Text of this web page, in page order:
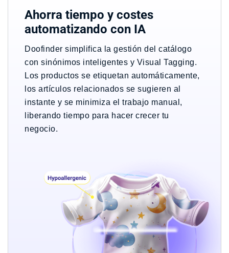
Ahorra tiempo y costes
automatizando con IA
Doofinder simplifica la gestión del catálogo
con sinónimos inteligentes y Visual Tagging.
Los productos se etiquetan automáticamente,
los artículos relacionados se sugieren al
instante y se minimiza el trabajo manual,
liberando tiempo para hacer crecer tu
negocio.